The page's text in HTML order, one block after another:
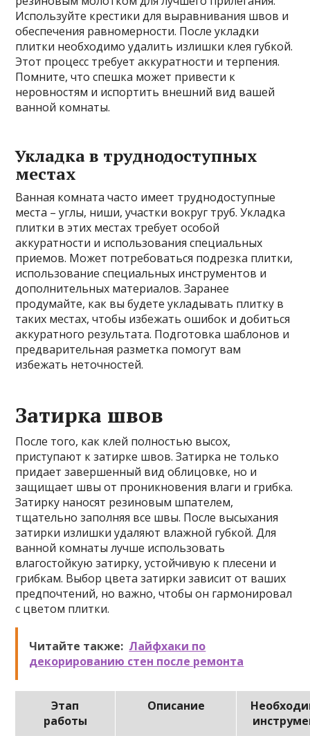
Используйте крестики для выравнивания швов и
обеспечения равномерности. После укладки
плитки необходимо удалить излишки клея губкой.
Этот процесс требует аккуратности и терпения.
Помните, что спешка может привести к
неровностям и испортить внешний вид вашей
ванной комнаты.
Укладка в труднодоступных
местах
Ванная комната часто имеет труднодоступные
места – углы, ниши, участки вокруг труб. Укладка
плитки в этих местах требует особой
аккуратности и использования специальных
приемов. Может потребоваться подрезка плитки,
использование специальных инструментов и
дополнительных материалов. Заранее
продумайте, как вы будете укладывать плитку в
таких местах, чтобы избежать ошибок и добиться
аккуратного результата. Подготовка шаблонов и
предварительная разметка помогут вам
избежать неточностей.
Затирка швов
После того, как клей полностью высох,
приступают к затирке швов. Затирка не только
придает завершенный вид облицовке, но и
защищает швы от проникновения влаги и грибка.
Затирку наносят резиновым шпателем,
тщательно заполняя все швы. После высыхания
затирки излишки удаляют влажной губкой. Для
ванной комнаты лучше использовать
влагостойкую затирку, устойчивую к плесени и
грибкам. Выбор цвета затирки зависит от ваших
предпочтений, но важно, чтобы он гармонировал
с цветом плитки.
Читайте также: Лайфхаки по
декорированию стен после ремонта
Этап
работы
Описание